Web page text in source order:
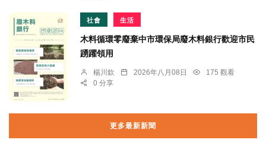
社會 生活
木料循環零廢棄中市環保局廢木料銀行歡迎市民
踴躍領用
楊川欽 2026年八月08日
175 觀看
0 分享
更多最新新聞